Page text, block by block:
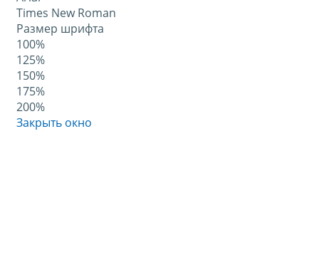
Times New Roman
Размер шрифта
100%
125%
150%
175%
200%
Закрыть окно